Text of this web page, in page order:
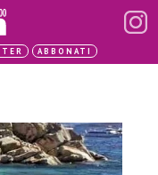
ABBONATI